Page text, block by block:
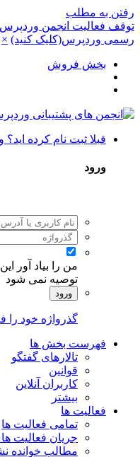
رفتن به مطلب
توقف فعالیت انجمن وردپرس
رسمی وردپرس(کلیک کنید) ×
بخش فروش
قبلا ثبت نام کرده اید؟
ورود
من را بیاد آور
توصیه نمی شود
ورود
گذرواژه خود را
فهرست بخش ها
تالارهای گفتگو
قوانین
کاربران آنلاین
بیشتر
فعالیت ها
تمامی فعالیت ها
جریان فعالیت
مطالب خوانده